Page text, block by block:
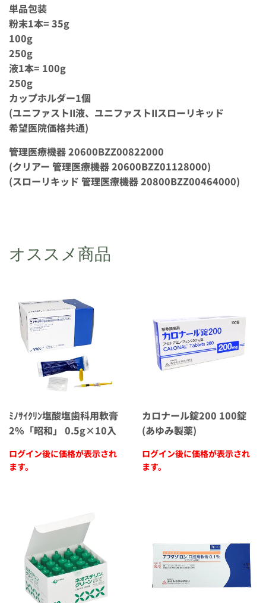
単品包装
粉末1本= 35g
100g
250g
液1本= 100g
250g
カップホルダー1個
(ユニファストII液、ユニファストIIスローリキッド
希望医院価格共通)
管理医療機器 20600BZZ00822000
(クリアー 管理医療機器 20600BZZ01128000)
(スローリキッド 管理医療機器 20800BZZ00464000)
オススメ商品
ﾐﾉｻｲｸﾘﾝ塩酸塩歯科用軟膏
2%「昭和」 0.5g×10入
ログイン後に価格が表示され
ます。
カロナール錠200 100錠
(あゆみ製薬)
ログイン後に価格が表示され
ます。